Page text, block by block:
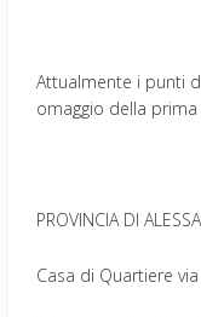
Attualmente i punti
omaggio della
PROVINCIA DI
Casa di Quartiere